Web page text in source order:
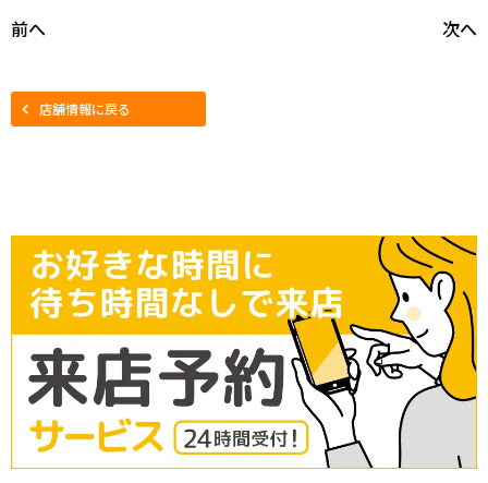
前へ 次へ
店舗情報に戻る